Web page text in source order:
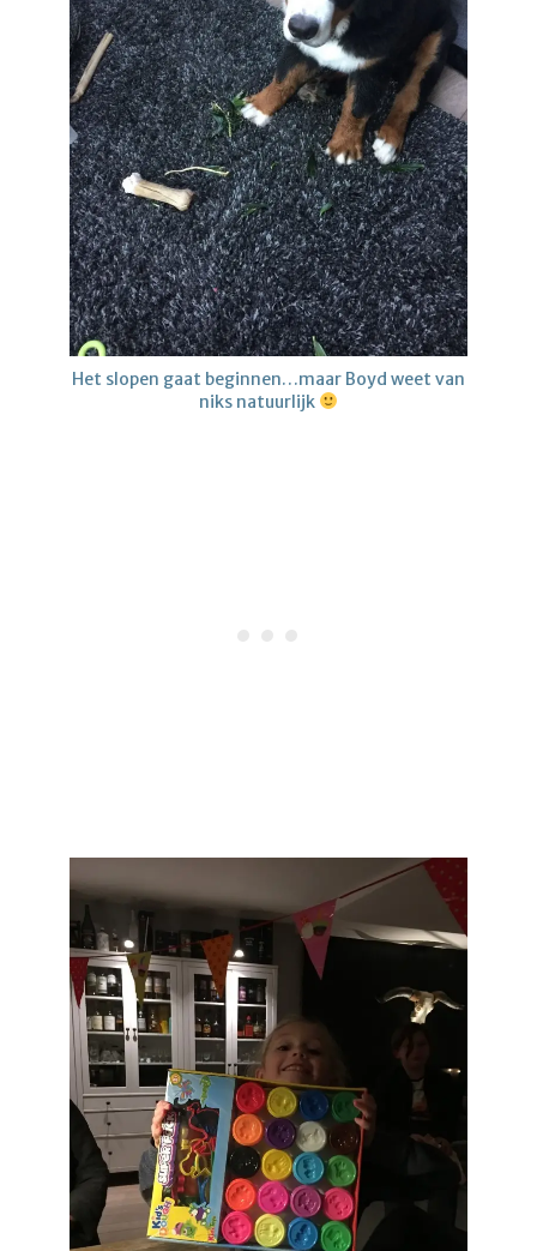
Het slopen gaat beginnen…maar Boyd weet van
niks natuurlijk